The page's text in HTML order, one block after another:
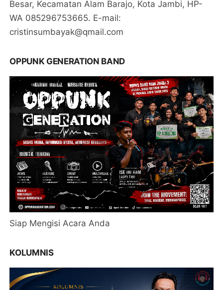
Besar, Kecamatan Alam Barajo, Kota Jambi, HP-
WA 085296753665. E-mail:
cristinsumbayak@qmail.com
OPPUNK GENERATION BAND
Siap Mengisi Acara Anda
KOLUMNIS